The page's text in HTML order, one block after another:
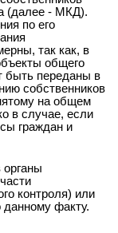
(далее - МКД).
по его
так как, в
общего
быть переданы в
собственников
на общем
в случае, если
граждан и
контроля) или
данному факту.